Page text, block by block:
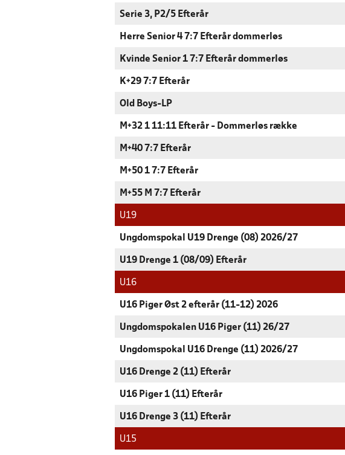
Serie 3, P2/5 Efterår
Herre Senior 4 7:7 Efterår dommerløs
Kvinde Senior 1 7:7 Efterår dommerløs
K+29 7:7 Efterår
Old Boys-LP
M+32 1 11:11 Efterår - Dommerløs række
M+40 7:7 Efterår
M+50 1 7:7 Efterår
M+55 M 7:7 Efterår
U19
Ungdomspokal U19 Drenge (08) 2026/27
U19 Drenge 1 (08/09) Efterår
U16
U16 Piger Øst 2 efterår (11-12) 2026
Ungdomspokalen U16 Piger (11) 26/27
Ungdomspokal U16 Drenge (11) 2026/27
U16 Drenge 2 (11) Efterår
U16 Piger 1 (11) Efterår
U16 Drenge 3 (11) Efterår
U15